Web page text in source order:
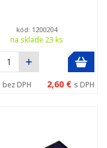
kód: 1200204
na sklade 23 ks
bez DPH 2,60 € s DPH